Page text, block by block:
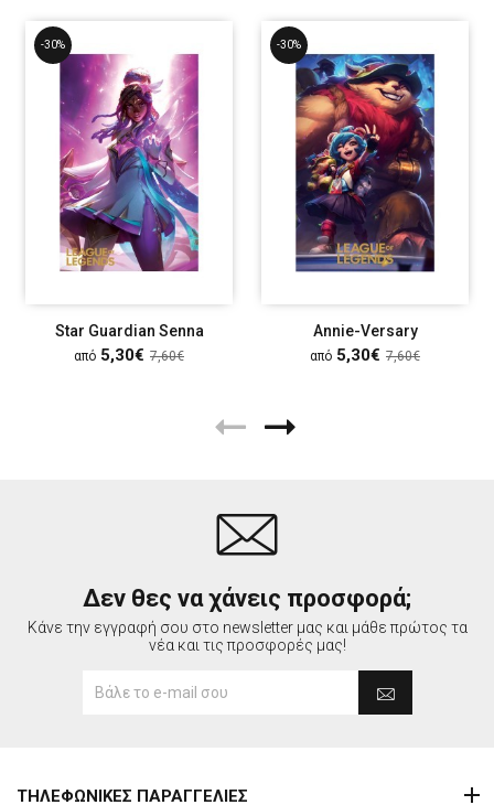
-30%
Star Guardian Senna
από 5,30€ 7,60€
-30%
Annie-Versary
από 5,30€ 7,60€
Δεν θες να χάνεις προσφορά;
Κάνε την εγγραφή σου στο newsletter μας και μάθε πρώτος τα
νέα και τις προσφορές μας!
ΤΗΛΕΦΩΝΙΚΕΣ ΠΑΡΑΓΓΕΛΙΕΣ